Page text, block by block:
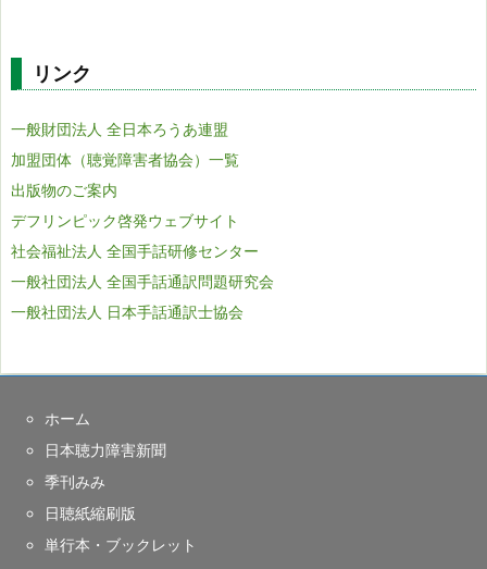
リンク
一般財団法人 全日本ろうあ連盟
加盟団体（聴覚障害者協会）一覧
出版物のご案内
デフリンピック啓発ウェブサイト
社会福祉法人 全国手話研修センター
一般社団法人 全国手話通訳問題研究会
一般社団法人 日本手話通訳士協会
ホーム
日本聴力障害新聞
季刊みみ
日聴紙縮刷版
単行本・ブックレット